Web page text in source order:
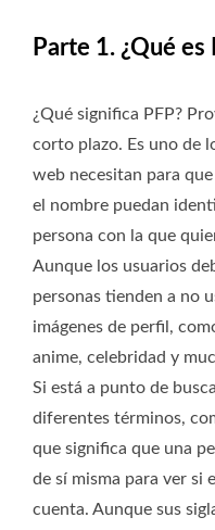
Parte 1. ¿Qué es
¿Qué significa PFP?
corto plazo. Es uno de
web necesitan para
el nombre puedan
persona con la que
Aunque los usuarios
personas tienden a no
imágenes de perfil,
anime, celebridad y
Si está a punto de
diferentes términos,
que significa que una
de sí misma para ver si
cuenta. Aunque sus